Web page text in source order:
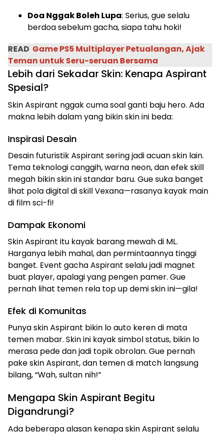
Doa Nggak Boleh Lupa: Serius, gue selalu
berdoa sebelum gacha, siapa tahu hoki!
READ Game PS5 Multiplayer Petualangan, Ajak
Teman untuk Seru-seruan Bersama
Lebih dari Sekadar Skin: Kenapa Aspirant
Spesial?
Skin Aspirant nggak cuma soal ganti baju hero. Ada
makna lebih dalam yang bikin skin ini beda:
Inspirasi Desain
Desain futuristik Aspirant sering jadi acuan skin lain.
Tema teknologi canggih, warna neon, dan efek skill
megah bikin skin ini standar baru. Gue suka banget
lihat pola digital di skill Vexana—rasanya kayak main
di film sci-fi!
Dampak Ekonomi
Skin Aspirant itu kayak barang mewah di ML.
Harganya lebih mahal, dan permintaannya tinggi
banget. Event gacha Aspirant selalu jadi magnet
buat player, apalagi yang pengen pamer. Gue
pernah lihat temen rela top up demi skin ini—gila!
Efek di Komunitas
Punya skin Aspirant bikin lo auto keren di mata
temen mabar. Skin ini kayak simbol status, bikin lo
merasa pede dan jadi topik obrolan. Gue pernah
pake skin Aspirant, dan temen di match langsung
bilang, “Wah, sultan nih!”
Mengapa Skin Aspirant Begitu
Digandrungi?
Ada beberapa alasan kenapa skin Aspirant selalu